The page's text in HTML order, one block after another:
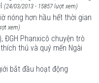
(24/03/2013 - 15857 lượt xem)
nóng hơn hầu hết thời gian
xem)
ĐGH Phanxicô chuyện trò
thú và quý mến Ngài
bắt đầu hoạt động